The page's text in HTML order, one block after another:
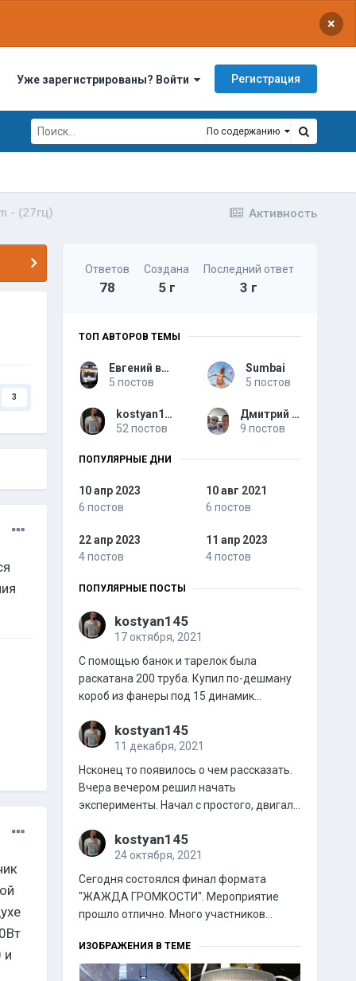
×
Уже зарегистрированы? Войти Регистрация
По содержанию
Активность
- (27гц)
3
и
Ответов
78
Создана
5 г
Последний ответ
3 г
ТОП АВТОРОВ ТЕМЫ
Евгений варламов
5 постов
Sumbai
5 постов
kostyan145
52 постов
Дмитрий Чиж
9 постов
ПОПУЛЯРНЫЕ ДНИ
10 апр 2023
6 постов
10 авг 2021
6 постов
22 апр 2023
4 постов
11 апр 2023
4 постов
ПОПУЛЯРНЫЕ ПОСТЫ
kostyan145
17 октября, 2021
С помощью банок и тарелок была
раскатана 200 труба. Купил по-дешману
короб из фанеры под 15 динамик...
kostyan145
11 декабря, 2021
Нсконец то появилось о чем рассказать.
Вчера вечером решил начать
эксперименты. Начал с простого, двигал...
kostyan145
24 октября, 2021
Сегодня состоялся финал формата
"ЖАЖДА ГРОМКОСТИ". Мероприятие
прошло отлично. Много участников...
ИЗОБРАЖЕНИЯ В ТЕМЕ